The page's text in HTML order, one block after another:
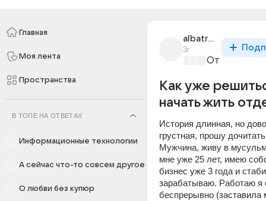
Главная
Моя лента
Пространства
В ТОПЕ НА ОТВЕТАХ
Информационные технологии
А сейчас что-то совсем другое
О любви без купюр
albatros_01
3г
От
Как уже
начать жить
История длинная, но
грустная, прошу
Мужчина, живу в
мне уже 25 лет, имею
бизнес уже 3 года и
зарабатываю. Работаю я
беспрерывно